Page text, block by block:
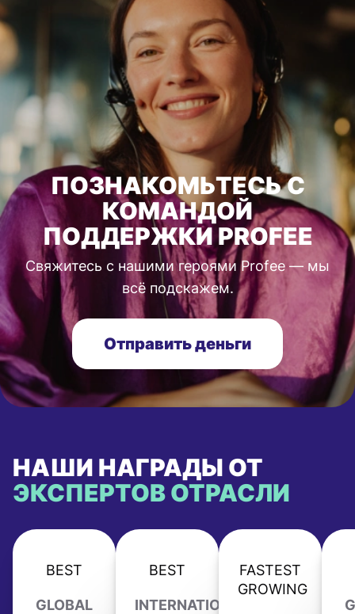
ПОЗНАКОМЬТЕСЬ С
КОМАНДОЙ
ПОДДЕРЖКИ PROFEE
Свяжитесь с нашими героями Profee — мы
всё подскажем.
Отправить деньги
НАШИ НАГРАДЫ ОТ
ЭКСПЕРТОВ ОТРАСЛИ
BEST
GLOBAL
BEST
INTERNATIONAL
FASTEST
GROWING